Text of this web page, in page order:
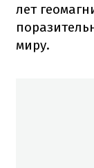
лет
миру.